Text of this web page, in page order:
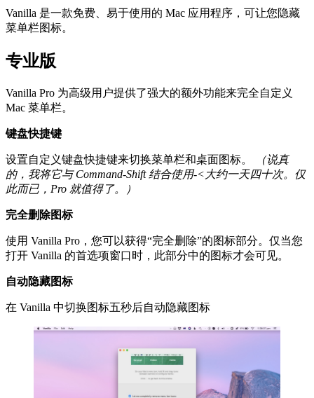
Vanilla 是一款免费、易于使用的 Mac 应用程序，可让您隐藏
菜单栏图标。
专业版
Vanilla Pro 为高级用户提供了强大的额外功能来完全自定义
Mac 菜单栏。
键盘快捷键
设置自定义键盘快捷键来切换菜单栏和桌面图标。
（说真
的，我将它与 Command-Shift 结合使用-<大约一天四十次。仅
此而已，Pro 就值得了。）
完全删除图标
使用 Vanilla Pro，您可以获得“完全删除”的图标部分。仅当您
打开 Vanilla 的首选项窗口时，此部分中的图标才会可见。
自动隐藏图标
在 Vanilla 中切换图标五秒后自动隐藏图标